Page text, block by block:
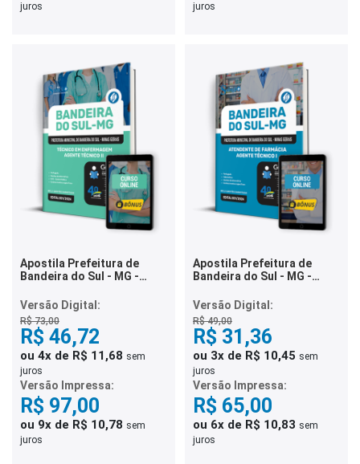
juros juros
Apostila Prefeitura de
Bandeira do Sul - MG -
Agente Técnico II
Versão Digital:
R$ 73,00
R$ 46,72
ou 4x de R$ 11,68 sem
juros
Versão Impressa:
R$ 97,00
ou 9x de R$ 10,78 sem
juros
Apostila Prefeitura de
Bandeira do Sul - MG -
Agente Técnico I
Versão Digital:
R$ 49,00
R$ 31,36
ou 3x de R$ 10,45 sem
juros
Versão Impressa:
R$ 65,00
ou 6x de R$ 10,83 sem
juros